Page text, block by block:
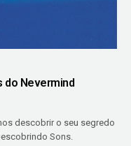
do Nevermind
descobrir o seu segredo
Sons.